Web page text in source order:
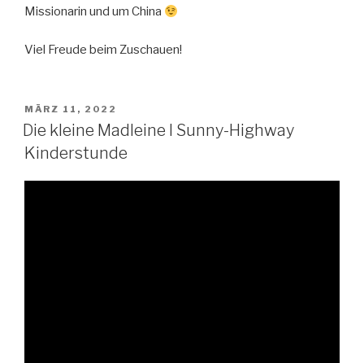
Missionarin und um China
Viel Freude beim Zuschauen!
VERÖFFENTLICHT
AM
MÄRZ 11, 2022
Die kleine Madleine I Sunny-Highway
Kinderstunde